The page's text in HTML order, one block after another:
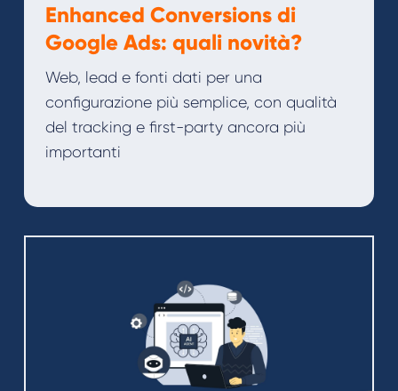
Enhanced Conversions di
Google Ads: quali novità?
Web, lead e fonti dati per una
configurazione più semplice, con qualità
del tracking e first-party ancora più
importanti